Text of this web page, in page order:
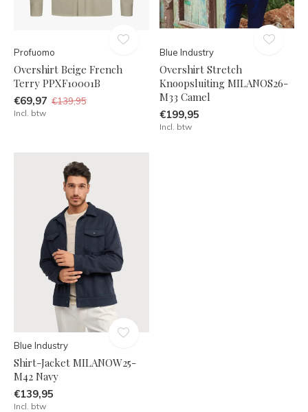
Profuomo
Overshirt Beige French
Terry PPXF10001B
€69,97 €139,95
Incl. btw
Blue Industry
Overshirt Stretch
Knoopsluiting MILANOS26-
M33 Camel
€199,95
Incl. btw
Blue Industry
Shirt-Jacket MILANOW25-
M42 Navy
€139,95
Incl. btw